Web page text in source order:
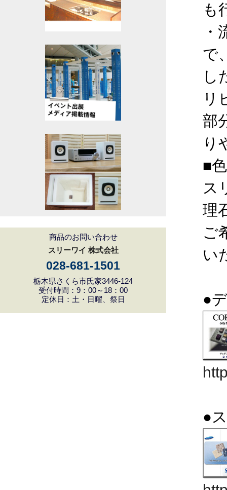
商品のお問い合わせ
スリーワイ 株式会社
028-681-1501
栃木県さくら市氏家3446-124
受付時間：9：00～18：00
定休日：土・日曜、祭日
も
で
し
リ
部
り
■
ス
理
ご
い
●
●